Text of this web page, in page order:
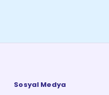
Sosyal Medya